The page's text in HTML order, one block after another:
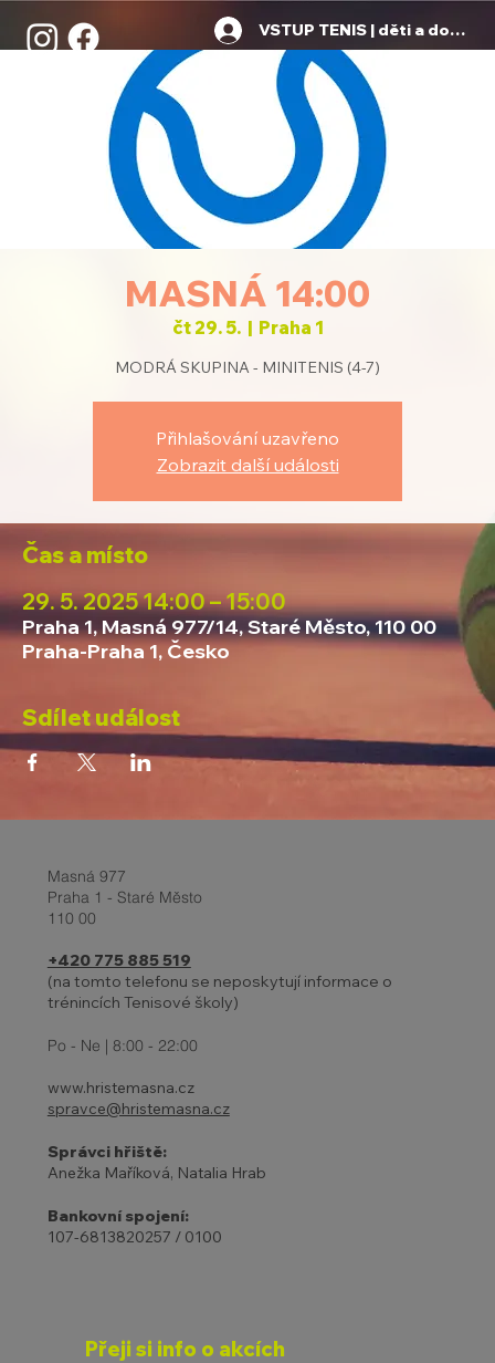
VSTUP TENIS | děti a dospělí
MASNÁ 14:00
čt 29. 5.
  |
Praha 1
MODRÁ SKUPINA - MINITENIS (4-7)
Přihlašování uzavřeno
Zobrazit další události
Čas a místo
29. 5. 2025 14:00 – 15:00
Praha 1, Masná 977/14, Staré Město, 110 00
Praha-Praha 1, Česko
Sdílet událost
Masná 977
Praha 1 - Staré Město
110 00
+420 775 885 519
(na tomto telefonu se neposkytují informace o
trénincích Tenisové školy)
Po - Ne | 8:00 - 22:00
www.hristemasna.cz
spravce@hristemasna.cz
Správci hřiště:
Anežka Maříková, Natalia Hrab
Bankovní spojení:
107-6813820257 / 0100
Přeji si info o akcích